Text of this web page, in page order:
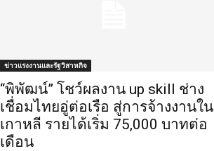
ข่าวแรงงานและรัฐวิสาหกิจ
“พิพัฒน์” โชว์ผลงาน up skill ช่าง
เชื่อมไทยอู่ต่อเรือ สู่การจ้างงานใน
เกาหลี รายได้เริ่ม 75,000 บาทต่อ
เดือน